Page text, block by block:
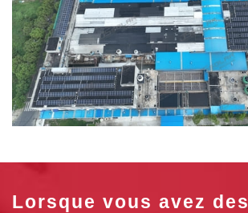
Lorsque vous avez des